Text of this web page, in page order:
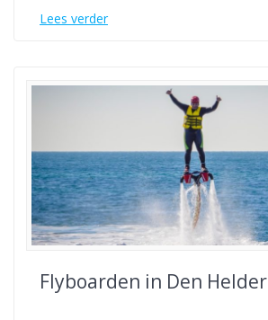
Lees verder
Flyboarden in Den Helder